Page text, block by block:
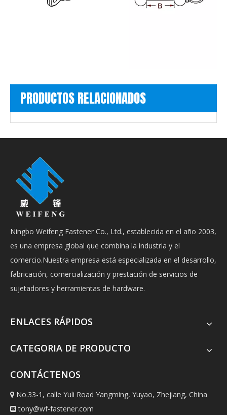
PRODUCTOS RELACIONADOS
Ningbo Weifeng Fastener Co., Ltd., establecida en el año 2003,
es una empresa global que combina la industria y el
comercio.Nuestra empresa está especializada en el desarrollo,
fabricación, comercialización y prestación de servicios de
sujetadores y herramientas de hardware.
ENLACES RÁPIDOS
CATEGORIA DE PRODUCTO
CONTÁCTENOS
 No.33-1, calle Yuli Road Yangming, Yuyao, Zhejiang, China
 tony@wf-fastener.com